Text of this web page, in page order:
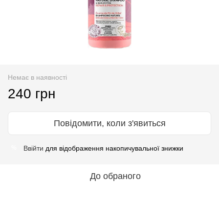
Немає в наявності
240 грн
Повідомити, коли з'явиться
Ввійти для відображення накопичувальної знижки
До обраного